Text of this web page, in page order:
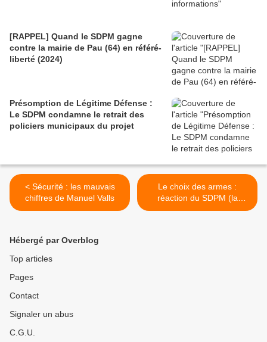
[RAPPEL] Quand le SDPM gagne
contre la mairie de Pau (64) en référé-
liberté (2024)
Présomption de Légitime Défense :
Le SDPM condamne le retrait des
policiers municipaux du projet
< Sécurité : les mauvais
chiffres de Manuel Valls
Le choix des armes :
réaction du SDPM (la
Gazette du Val d'Oise) >
Hébergé par Overblog
Top articles
Pages
Contact
Signaler un abus
C.G.U.